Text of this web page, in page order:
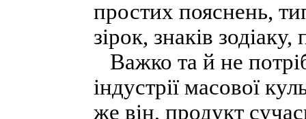
простих пояснень,
зірок, знаків
Важко та й не
індустрії масової
же він, продукт